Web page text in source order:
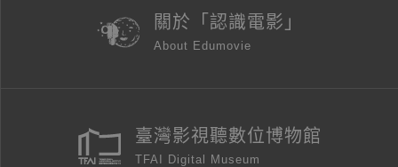
關於「認識電影」
About Edumovie
臺灣影視聽數位博物館
TFAI Digital Museum